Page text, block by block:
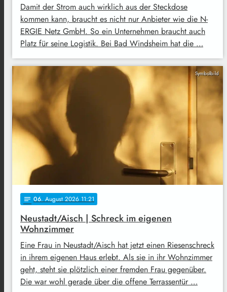
Damit der Strom auch wirklich aus der Steckdose
kommen kann, braucht es nicht nur Anbieter wie die N-
ERGIE Netz GmbH. So ein Unternehmen braucht auch
Platz für seine Logistik. Bei Bad Windsheim hat die …
Symbolbild
notes 06. August 2026 11:21
Neustadt/Aisch | Schreck im eigenen
Wohnzimmer
Eine Frau in Neustadt/Aisch hat jetzt einen Riesenschreck
in ihrem eigenen Haus erlebt. Als sie in ihr Wohnzimmer
geht, steht sie plötzlich einer fremden Frau gegenüber.
Die war wohl gerade über die offene Terrassentür …